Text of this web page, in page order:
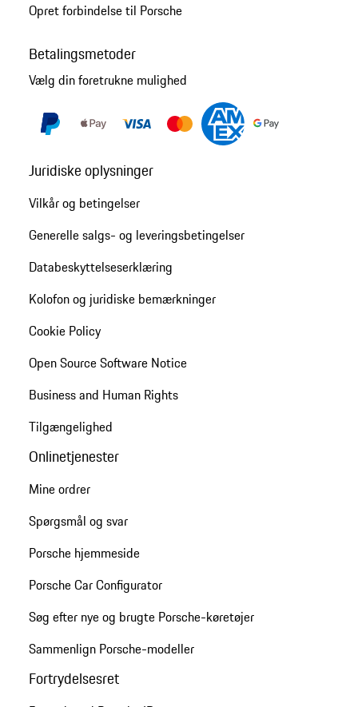
Opret forbindelse til Porsche
Betalingsmetoder
Vælg din foretrukne mulighed
Juridiske oplysninger
Vilkår og betingelser
Generelle salgs- og leveringsbetingelser
Databeskyttelseserklæring
Kolofon og juridiske bemærkninger
Cookie Policy
Open Source Software Notice
Business and Human Rights
Tilgængelighed
Onlinetjenester
Mine ordrer
Spørgsmål og svar
Porsche hjemmeside
Porsche Car Configurator
Søg efter nye og brugte Porsche-køretøjer
Sammenlign Porsche-modeller
Fortrydelsesret